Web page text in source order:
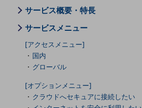
おすすめの機種、料金やサービスをご紹介
製品TOP
ビジネス向けスマートフォン
タフネススマートフォン
ドコモケータイ
サービス概要・特長
サービスメニュー
[アクセスメニュー]
国内
グローバル
[オプションメニュー]
クラウドへセキュアに接続したい